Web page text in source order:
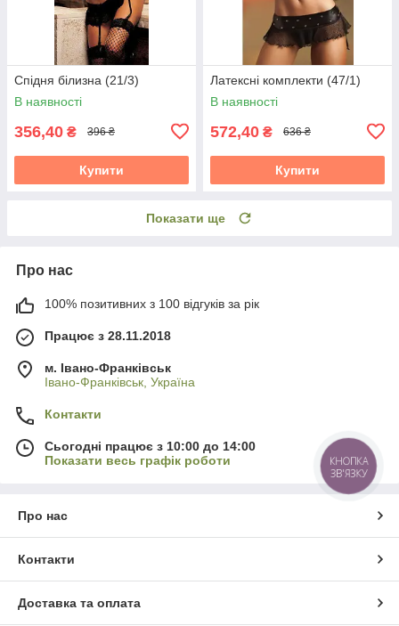
Спідня білизна (21/3)
В наявності
356,40 ₴ 396 ₴
Купити
Латексні комплекти (47/1)
В наявності
572,40 ₴ 636 ₴
Купити
Показати ще
Про нас
100% позитивних з 100 відгуків за рік
Працює з 28.11.2018
м. Івано-Франківськ
Івано-Франківськ, Україна
Контакти
Сьогодні працює з 10:00 до 14:00
Показати весь графік роботи
Про нас
Контакти
Доставка та оплата
КНОПКА
ЗВ'ЯЗКУ